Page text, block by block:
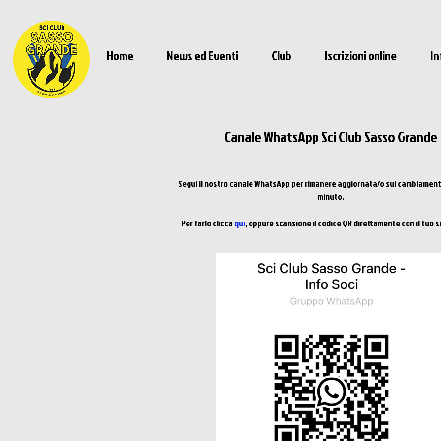
Home News ed Eventi Club Iscrizioni online
Canale WhatsApp Sci Club Sasso Grande
Segui il nostro canale WhatsApp per rimanere aggiornata/o sui
minuto.
Per farlo clicca qui, oppure scansione il codice QR direttamente con il tuo